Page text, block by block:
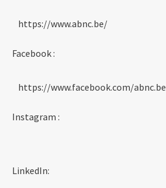
https://www.abnc.be/
Facebook :
https://www.facebook.com/abnc.be
Instagram :
LinkedIn: